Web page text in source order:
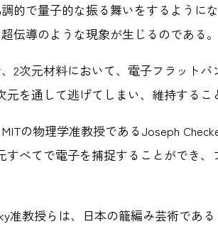
的で量子的な振る舞いをするように
伝導のような現象が生じるのである。
2次元材料において、電子フラット
元を通して逃げてしまい、維持するこ
の物理学准教授であるJoseph
すべてで電子を捕捉することができ
准教授らは、日本の籠編み芸術であ